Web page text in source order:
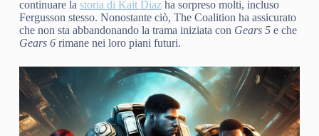
continuare la storia di Kait Diazha sorpreso molti, incluso
Fergusson stesso. Nonostante ciò, The Coalition ha assicurato
che non sta abbandonando la trama iniziata con Gears 5e che
Gears 6rimane nei loro piani futuri.